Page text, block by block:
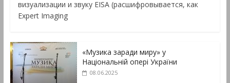
визуализации и звуку EISA (расшифровывается, как
Expert Imaging
«Музика заради миру» у
Національній опері України
08.06.2025